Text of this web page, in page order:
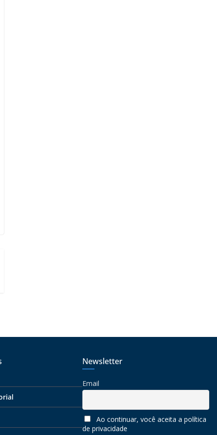
Newsletter
Email
Ao continuar, você aceita a política
de privacidade